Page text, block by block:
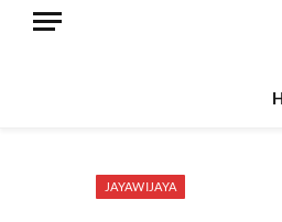
JAYAWIJAYA